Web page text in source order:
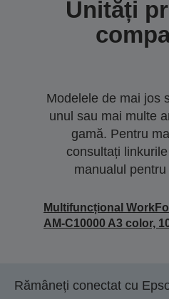
Unități
Modelele de mai jos
unul sau mai multe
gamă. Pentru
consultați
manualul
Multifuncțional
AM-C10000 A3 color,
Rămâneți conectat cu